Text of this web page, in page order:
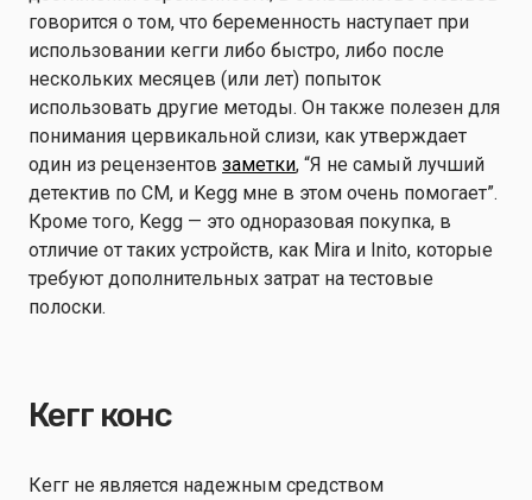
говорится о том, что беременность наступает при
использовании кегги либо быстро, либо после
нескольких месяцев (или лет) попыток
использовать другие методы. Он также полезен для
понимания цервикальной слизи, как утверждает
один из рецензентов заметки, “Я не самый лучший
детектив по CM, и Kegg мне в этом очень помогает”.
Кроме того, Kegg — это одноразовая покупка, в
отличие от таких устройств, как Mira и Inito, которые
требуют дополнительных затрат на тестовые
полоски.
Кегг конс
Кегг не является надежным средством